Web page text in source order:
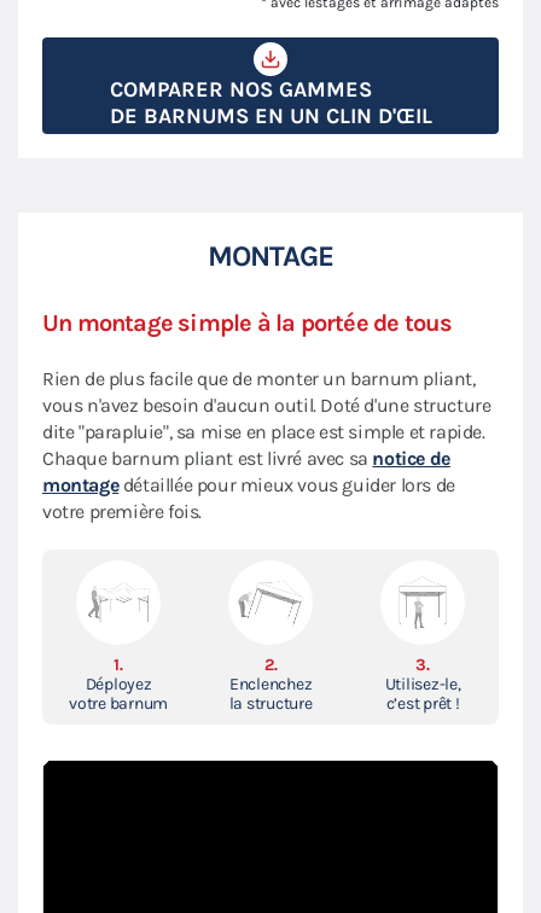
COMPARER NOS GAMMES
DE BARNUMS EN UN CLIN D'ŒIL
MONTAGE
Un montage simple à la portée de tous
Rien de plus facile que de monter un barnum pliant,
vous n'avez besoin d'aucun outil. Doté d'une structure
dite "parapluie", sa mise en place est simple et rapide.
Chaque barnum pliant est livré avec sa notice de
montagedétaillée pour mieux vous guider lors de
votre première fois.
1.
Déployez
votre barnum
2.
Enclenchez
la structure
3.
Utilisez-le,
c’est prêt !